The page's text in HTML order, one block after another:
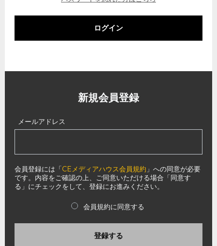
ログイン
新規会員登録
メールアドレス
会員登録には「CEメディアハウス会員規約 」への同意が必要
です。内容をご確認の上、ご同意いただける場合「同意す
る」にチェックをして、登録にお進みください。
会員規約に同意する
登録する